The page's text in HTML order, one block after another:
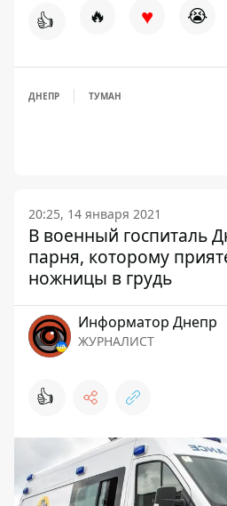
👍 🔥 ♥ 😭
ДНЕПР ТУМАН
20:25, 14 января 2021
В военный госпиталь
парня, которому
ножницы в грудь
Информатор Днепр
ЖУРНАЛИСТ
👍